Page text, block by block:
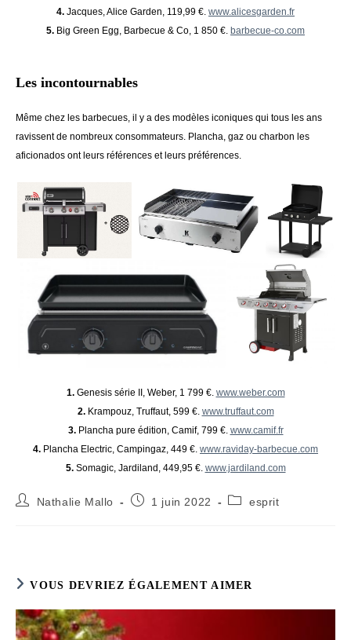
4. Jacques, Alice Garden, 119,99 €. www.alicesgarden.fr
5. Big Green Egg, Barbecue & Co, 1 850 €. barbecue-co.com
Les incontournables
Même chez les barbecues, il y a des modèles iconiques qui tous les ans
ravissent de nombreux consommateurs. Plancha, gaz ou charbon les
aficionados ont leurs références et leurs préférences.
1.Genesis série II, Weber, 1 799 €. www.weber.com
2.Krampouz, Truffaut, 599 €. www.truffaut.com
3.Plancha pure édition, Camif, 799 €. www.camif.fr
4. Plancha Electric, Campingaz, 449 €. www.raviday-barbecue.com
5.Somagic, Jardiland, 449,95 €. www.jardiland.com
Auteur/autrice
Nathalie Mallo
Publication
1 juin 2022
Postesprit
VOUS DEVRIEZ ÉGALEMENT AIMER